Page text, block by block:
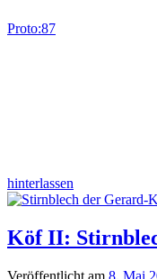
Proto:87
hinterlassen
Köf II:
Veröffentlicht am 8. Mai